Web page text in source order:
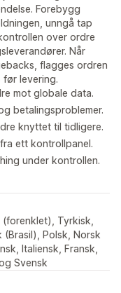
Forebygg
unngå tap
over ordre
Når
flagges ordren
levering.
mot globale data.
betalingsproblemer.
knyttet til tidligere.
ett kontrollpanel.
under kontrollen.
(forenklet), Tyrkisk,
Polsk, Norsk
Italiensk, Fransk,
Svensk